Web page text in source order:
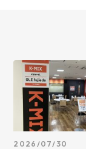
2026/07/30